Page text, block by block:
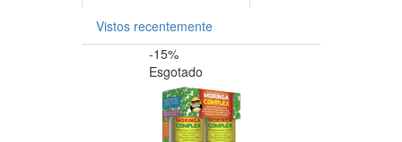
Vistos recentemente
-15%
Esgotado